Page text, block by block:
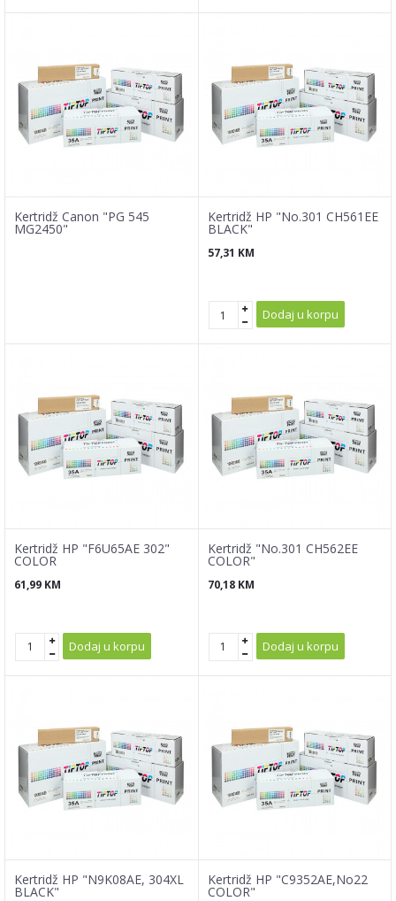
Kertridž Canon "PG 545
MG2450"
Kertridž HP "No.301 CH561EE
BLACK"
57,31 KM
Dodaj u korpu
Kertridž HP "F6U65AE 302"
COLOR
61,99 KM
Dodaj u korpu
Kertridž "No.301 CH562EE
COLOR"
70,18 KM
Dodaj u korpu
Kertridž HP "N9K08AE, 304XL
BLACK"
Kertridž HP "C9352AE,No22
COLOR"